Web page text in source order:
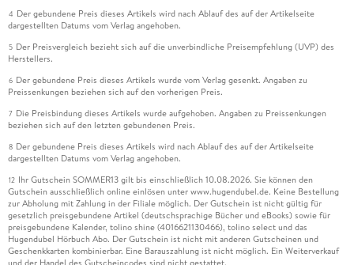
4 Der gebundene Preis dieses Artikels wird nach Ablauf des auf der Artikelseite
dargestellten Datums vom Verlag angehoben.
5 Der Preisvergleich bezieht sich auf die unverbindliche Preisempfehlung (UVP) des
Herstellers.
6 Der gebundene Preis dieses Artikels wurde vom Verlag gesenkt. Angaben zu
Preissenkungen beziehen sich auf den vorherigen Preis.
7 Die Preisbindung dieses Artikels wurde aufgehoben. Angaben zu Preissenkungen
beziehen sich auf den letzten gebundenen Preis.
8 Der gebundene Preis dieses Artikels wird nach Ablauf des auf der Artikelseite
dargestellten Datums vom Verlag angehoben.
12 Ihr Gutschein SOMMER13 gilt bis einschließlich 10.08.2026. Sie können den
Gutschein ausschließlich online einlösen unter www.hugendubel.de. Keine Bestellung
zur Abholung mit Zahlung in der Filiale möglich. Der Gutschein ist nicht gültig für
gesetzlich preisgebundene Artikel (deutschsprachige Bücher und eBooks) sowie für
preisgebundene Kalender, tolino shine (4016621130466), tolino select und das
Hugendubel Hörbuch Abo. Der Gutschein ist nicht mit anderen Gutscheinen und
Geschenkkarten kombinierbar. Eine Barauszahlung ist nicht möglich. Ein Weiterverkauf